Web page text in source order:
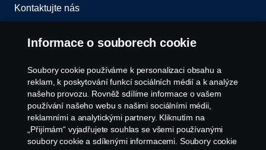
Kontaktujte nás
Všeobecné obchodní podmínky
Oznámení porušení předpisů
Zásady Cookies
Nastavení Cookie
Informace o souborech cookie
Soubory cookie používáme k personalizaci obsahu a
reklam, k poskytování funkcí sociálních médií a k analýze
našeho provozu. Rovněž sdílíme informace o vašem
používání našeho webu s našimi sociálními médii,
reklamními a analytickými partnery. Kliknutím na
„Přijímám“ vyjadřujete souhlas se všemi používanými
soubory cookie a sdílenými informacemi. Soubory cookie